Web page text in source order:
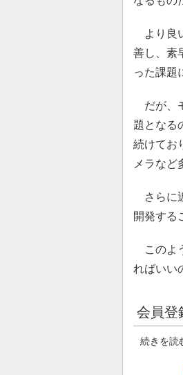
より良
善し、素
った課題
だが、
題となる
続けてお
メラなど
さらに
開発する
このよ
ればいい
会員登
続きを読